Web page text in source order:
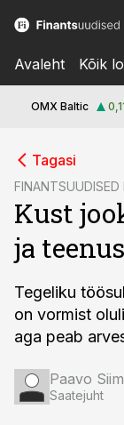
Avaleht Kõik
OMX Baltic
Tagasi
FINANTSUUDISED
Kust
ja
Tegeliku
on vormist
aga peab
Paavo
Saatejuht